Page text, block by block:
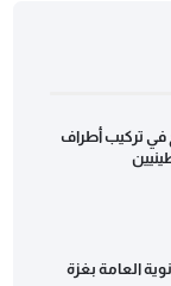
في تركيب أطراف